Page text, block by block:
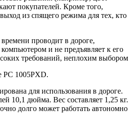
покупателей. Кроме того,
из спящего режима для тех, кто
проводит в дороге,
и не предъявляет к его
требований, неплохим выбором
PC 1005PXD.
для использования в дороге.
10,1 дюйма. Вес составляет 1,25 кг.
долго может работать автономно